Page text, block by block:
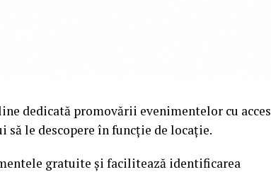
dedicată promovării evenimentelor cu acces
le descopere în funcție de locație.
gratuite și facilitează identificarea